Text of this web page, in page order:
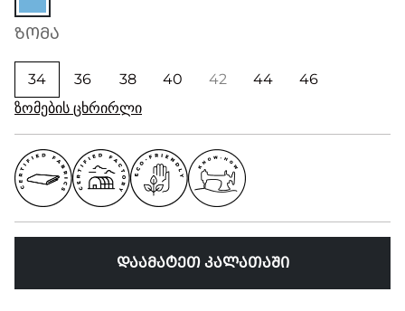
ᲖᲝᲛᲐ
34 36 38 40 42 44
46
ზომების ცხრირლი
ᲓᲐᲐᲛᲐᲢᲔᲗ ᲙᲐᲚᲐᲗᲐᲨᲘ